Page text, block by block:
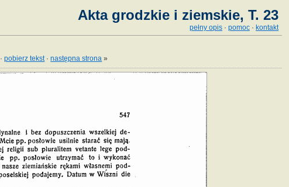
Akta grodzkie i ziemskie, T. 23
pełny opis · pomoc · kontakt
·pobierz tekst·następna strona »